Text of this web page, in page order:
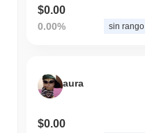
$0.00
0.00% sin rango
aura
$0.00